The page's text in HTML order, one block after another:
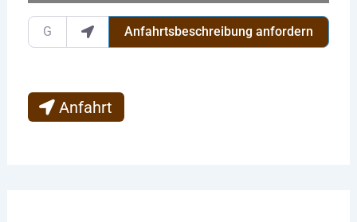
Gib deinen Standort ein.Anfahrtsbeschreibung anfordern
Anfahrt